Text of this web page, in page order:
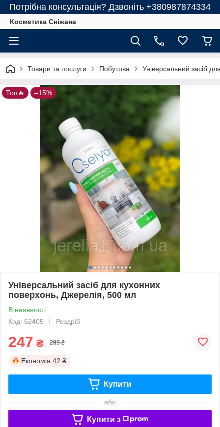
Потрібна консультація? Дзвоніть +380987874334
Косметика Сніжана
Товари та послуги Побутова Універсальний засіб
Топ🔥 –15%
Універсальний засіб для кухонних
поверхонь, Джерелія, 500 мл
В наявності
Код: 52405
Роздріб
247 ₴ 289 ₴
Економія 42 ₴
Купити
або
Купити з